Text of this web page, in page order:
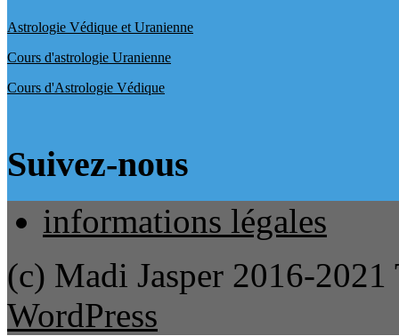
Astrologie Védique et Uranienne
Cours d'astrologie Uranienne
Cours d'Astrologie Védique
Suivez-nous
informations légales
(c) Madi Jasper 2016-
WordPress